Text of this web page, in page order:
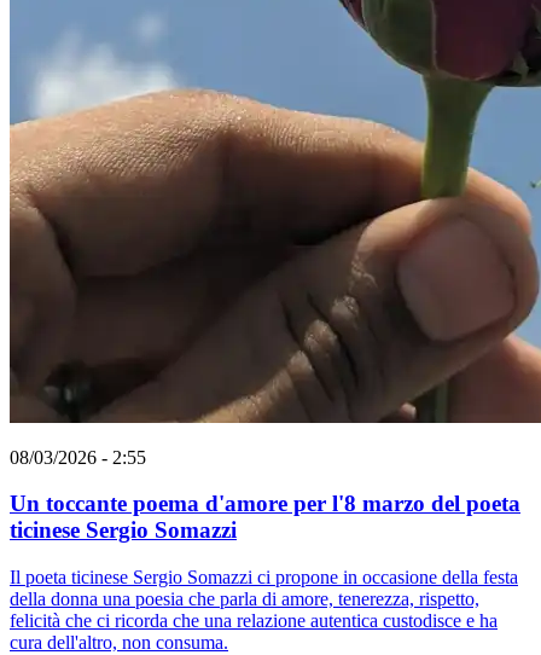
08/03/2026 - 2:55
Un toccante poema d'amore per l'8 marzo del poeta
ticinese Sergio Somazzi
Il poeta ticinese Sergio Somazzi ci propone in occasione della festa
della donna una poesia che parla di amore, tenerezza, rispetto,
felicità che ci ricorda che una relazione autentica custodisce e ha
cura dell'altro, non consuma.